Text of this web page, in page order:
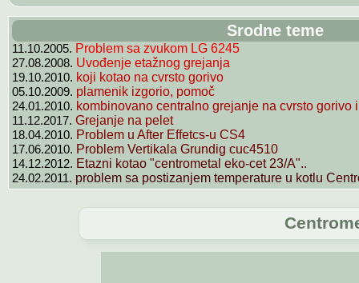
Srodne teme
11.10.2005. Problem sa zvukom LG 6245
27.08.2008. Uvođenje etažnog grejanja
19.10.2010. koji kotao na cvrsto gorivo
05.10.2009. plamenik izgorio, pomoč
24.01.2010. kombinovano centralno grejanje na cvrsto gorivo
11.12.2017. Grejanje na pelet
18.04.2010. Problem u After Effetcs-u CS4
17.06.2010. Problem Vertikala Grundig cuc4510
14.12.2012. Etazni kotao "centrometal eko-cet 23/A"..
24.02.2011. problem sa postizanjem temperature u kotlu